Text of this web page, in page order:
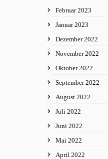
Februar 2023
Januar 2023
Dezember 2022
November 2022
Oktober 2022
September 2022
August 2022
Juli 2022
Juni 2022
Mai 2022
April 2022